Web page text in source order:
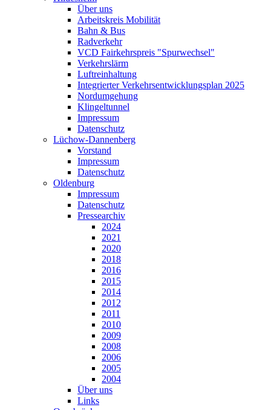
Über uns
Arbeitskreis Mobilität
Bahn & Bus
Radverkehr
VCD Fairkehrspreis "Spurwechsel"
Verkehrslärm
Luftreinhaltung
Integrierter Verkehrsentwicklungsplan 2025
Nordumgehung
Klingeltunnel
Impressum
Datenschutz
Lüchow-Dannenberg
Vorstand
Impressum
Datenschutz
Oldenburg
Impressum
Datenschutz
Pressearchiv
2024
2021
2020
2018
2016
2015
2014
2012
2011
2010
2009
2008
2006
2005
2004
Über uns
Links